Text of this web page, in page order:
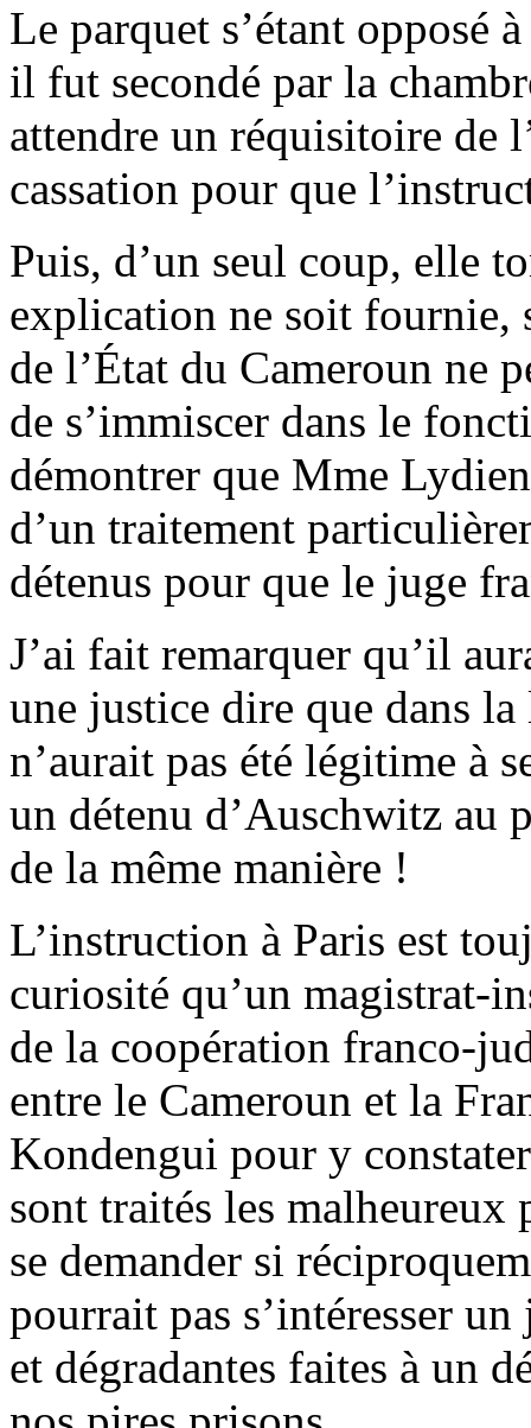
Le parquet s’étant opposé
il fut secondé par la
attendre un réquisitoire de
cassation pour que
Puis, d’un seul coup, elle
explication ne soit fournie,
de l’État du Cameroun ne
de s’immiscer dans le
démontrer que Mme
d’un traitement
détenus pour que le juge
J’ai fait remarquer qu’il
une justice dire que dans
n’aurait pas été légitime à
un détenu d’Auschwitz au
de la même manière !
L’instruction à Paris est
curiosité qu’un magistrat-
de la coopération franco-
entre le Cameroun et la
Kondengui pour y
sont traités les malheureux
se demander si
pourrait pas s’intéresser
et dégradantes faites à un